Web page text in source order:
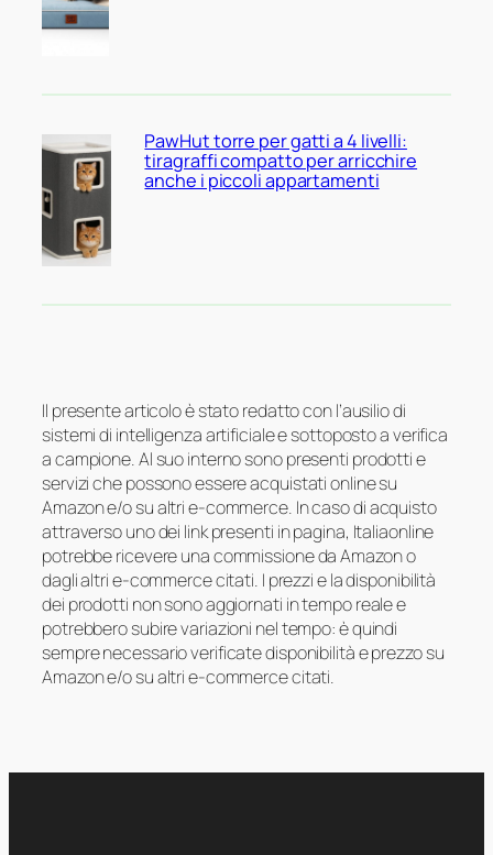
PawHut torre per gatti a 4 livelli:
tiragraffi compatto per arricchire
anche i piccoli appartamenti
Il presente articolo è stato redatto con l’ausilio di
sistemi di intelligenza artificiale e sottoposto a verifica
a campione. Al suo interno sono presenti prodotti e
servizi che possono essere acquistati online su
Amazon e/o su altri e-commerce. In caso di acquisto
attraverso uno dei link presenti in pagina, Italiaonline
potrebbe ricevere una commissione da Amazon o
dagli altri e-commerce citati. I prezzi e la disponibilità
dei prodotti non sono aggiornati in tempo reale e
potrebbero subire variazioni nel tempo: è quindi
sempre necessario verificate disponibilità e prezzo su
Amazon e/o su altri e-commerce citati.